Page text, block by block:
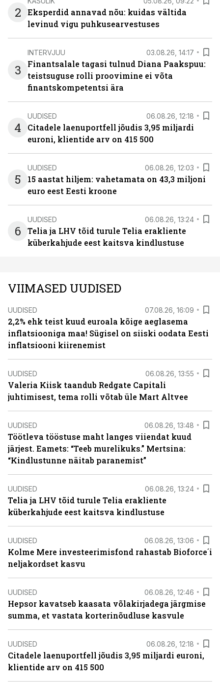
2
Eksperdid annavad nõu: kuidas vältida
levinud vigu puhkusearvestuses
3
INTERVJUU 03.08.26, 14:17
Finantsalale tagasi tulnud Diana Paakspuu:
teistsuguse rolli proovimine ei võta
finantskompetentsi ära
4
UUDISED 06.08.26, 12:18
Citadele laenuportfell jõudis 3,95 miljardi
euroni, klientide arv on 415 500
5
UUDISED 06.08.26, 12:03
15 aastat hiljem: vahetamata on 43,3 miljoni
euro eest Eesti kroone
6
UUDISED 06.08.26, 13:24
Telia ja LHV tõid turule Telia erakliente
küberkahjude eest kaitsva kindlustuse
VIIMASED UUDISED
UUDISED 07.08.26, 16:09
2,2% ehk teist kuud euroala kõige aeglasema
inflatsiooniga maa! Sügisel on siiski oodata Eesti
inflatsiooni kiirenemist
UUDISED 06.08.26, 13:55
Valeria Kiisk taandub Redgate Capitali
juhtimisest, tema rolli võtab üle Mart Altvee
UUDISED 06.08.26, 13:48
Töötleva tööstuse maht langes viiendat kuud
järjest. Eamets: “Teeb murelikuks.” Mertsina:
“Kindlustunne näitab paranemist”
UUDISED 06.08.26, 13:24
Telia ja LHV tõid turule Telia erakliente
küberkahjude eest kaitsva kindlustuse
UUDISED 06.08.26, 13:06
Kolme Mere investeerimisfond rahastab Bioforce´i
neljakordset kasvu
UUDISED 06.08.26, 12:46
Hepsor kavatseb kaasata võlakirjadega järgmise
summa, et vastata korterinõudluse kasvule
UUDISED 06.08.26, 12:18
Citadele laenuportfell jõudis 3,95 miljardi euroni,
klientide arv on 415 500